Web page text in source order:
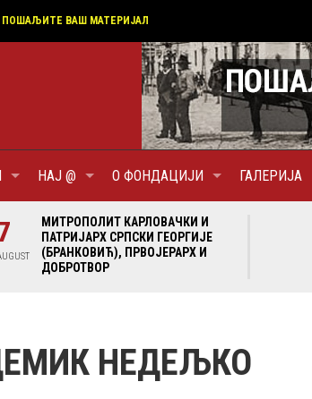
ПОШАЉИТЕ ВАШ МАТЕРИЈАЛ
НАЈ @ О ФОНДАЦИЈИ ГАЛЕРИЈА
МИТРОПОЛИТ КАРЛОВАЧКИ И
ПАТРИЈАРХ СРПСКИ ГЕОРГИЈЕ
(БРАНКОВИЋ), ПРВОЈЕРАРХ И
ДОБРОТВОР
НЕДЕЉКО